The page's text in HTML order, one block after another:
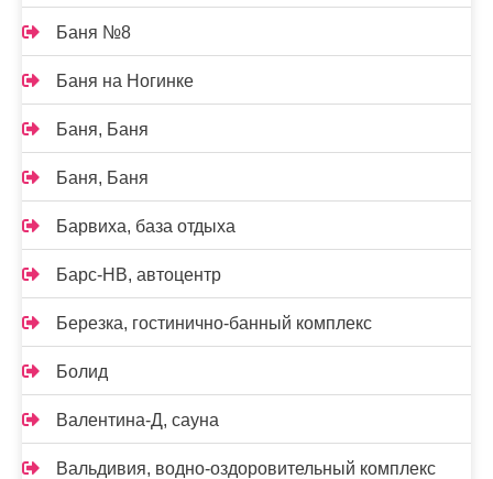
Баня №8
Баня на Ногинке
Баня, Баня
Баня, Баня
Барвиха, база отдыха
Барс-НВ, автоцентр
Березка, гостинично-банный комплекс
Болид
Валентина-Д, сауна
Вальдивия, водно-оздоровительный комплекс